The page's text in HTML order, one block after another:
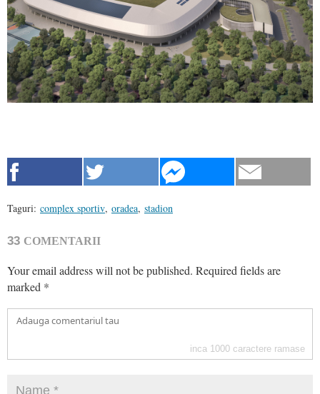
Taguri: complex sportiv, oradea, stadion
33 COMENTARII
Your email address will not be published. Required fields are
marked *
inca 1000 caractere ramase